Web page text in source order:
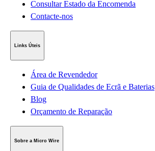
Consultar Estado da Encomenda
Contacte-nos
Links Úteis
Área de Revendedor
Guia de Qualidades de Ecrã e Baterias
Blog
Orçamento de Reparação
Sobre a Micro Wire